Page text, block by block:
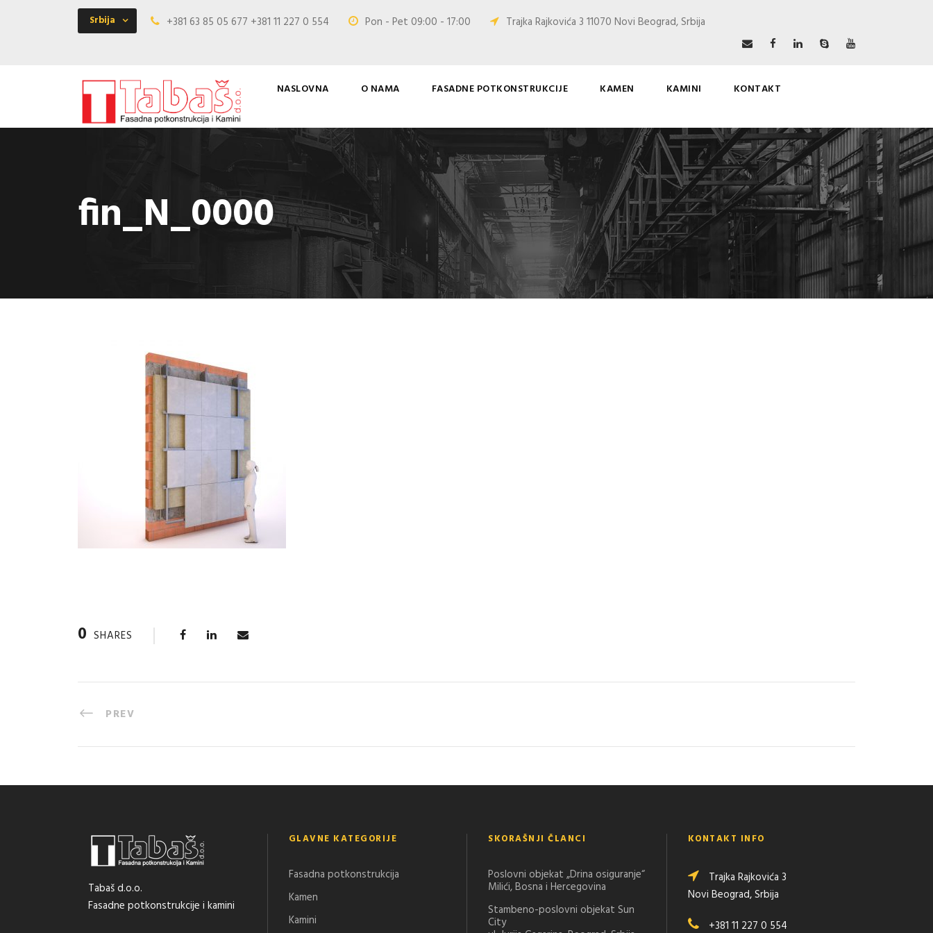
Srbija +381 63 85 05 677 +381 11 227 0 554 Pon - Pet 09:00 - 17:00 Trajka Rajkovića 3 11070 Novi Beograd, Srbija
NASLOVNA O NAMA FASADNE POTKONSTRUKCIJE KAMEN KAMINI KONTAKT
fin_N_0000
0 SHARES
PREV
Tabaš d.o.o.
Fasadne potkonstrukcije i kamini
GLAVNE KATEGORIJE
Fasadna potkonstrukcija
Kamen
Kamini
SKORAŠNJI ČLANCI
Poslovni objekat „Drina osiguranje“
Milići, Bosna i Hercegovina
Stambeno-poslovni objekat Sun
City
KONTAKT INFO
Trajka Rajkovića 3
Novi Beograd, Srbija
+381 11 227 0 554